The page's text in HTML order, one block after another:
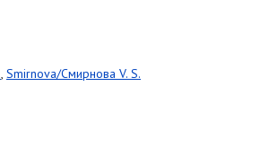
, Smirnova/Смирнова V. S.